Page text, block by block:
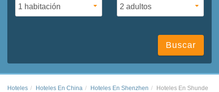
Buscar
Hoteles Hoteles En China Hoteles En Shenzhen Hoteles En Shunde